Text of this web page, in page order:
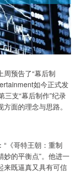
周预告了“幕后制
如今正式发
三支“幕后制作”纪录
面的理念与思路。
《哥特王朝：重制
妙的平衡点”。他进一
来既逼真又具有可信